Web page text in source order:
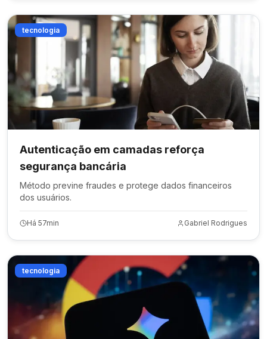
tecnologia
Autenticação em camadas reforça
segurança bancária
Método previne fraudes e protege dados financeiros
dos usuários.
Há 57min Gabriel Rodrigues
tecnologia